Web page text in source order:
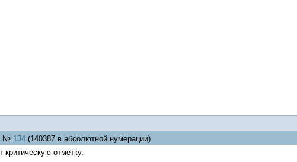
№ 134 (140387 в абсолютной нумерации)
отметку.